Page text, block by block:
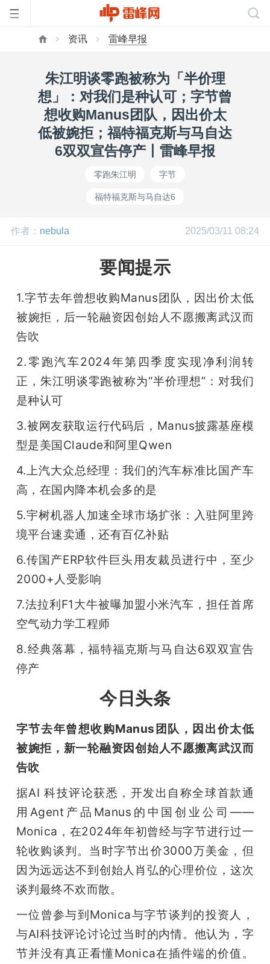
页
雷
公
活
动
心
GAIR
题
爱
机
资讯 雷峰早报
朱江明谈零跑被称为「半价理
想」：对我们是种认可；字节曾
想收购Manus团队，因出价太
低被婉拒；福特福克斯与马自达
6双双宣告停产丨雷峰早报
零跑朱江明 字节
福特福克斯与马自达6
作者： nebula 2025/03/11 08:24
要闻提示
1.字节去年曾想收购Manus团队，因出价太低
被婉拒，后一轮融资因创始人不愿搬离武汉而
告吹
2.零跑汽车2024年第四季度实现净利润转
正，朱江明谈零跑被称为“半价理想”：对我们
是种认可
3.被网友获取运行代码后，Manus披露基座模
型是美国Claude和阿里Qwen
4.上汽大众总经理：我们的汽车标准比国产车
高，在国内降本机会多的是
5.宇树机器人加速全球市场扩张：入驻阿里跨
境平台速卖通，还有百亿补贴
6.传国产ERP软件巨头用友裁员进行中，至少
2000+人受影响
7.法拉利F1大牛被曝加盟小米汽车，担任首席
空气动力学工程师
8.经典落幕，福特福克斯与马自达6双双宣告
停产
今日头条
字节去年曾想收购Manus团队，因出价太低
被婉拒，新一轮融资因创始人不愿搬离武汉而
告吹
据AI 科技评论获悉，开发出自称全球首款通
用Agent产品Manus的中国创业公司——
Monica，在2024年年初曾经与字节进行过一
轮收购谈判。当时字节出价3000万美金，但
因为远远达不到创始人肖弘的心理价位，这次
谈判最终不欢而散。
一位曾参与到Monica与字节谈判的投资人，
与AI科技评论讨论过当时的内情。他认为，字
节并没有真正看懂Monica在插件端的价值。